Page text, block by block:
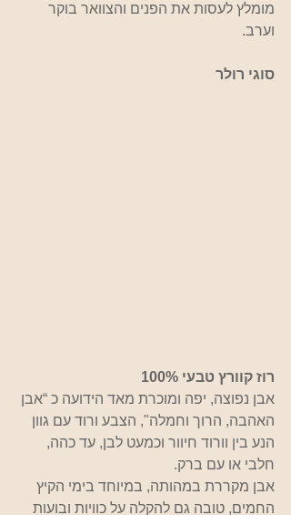
מומלץ לעסות את הפנים והצוואר בוקר
וערב.
סוגי רולר
רוז קוורץ טבעי 100%
אבן נפוצה, יפה ומוכרת מאד הידועה כ “אבן
האהבה, הרוך וחמלה", הצבע ורוד עם גוון
הנע בין וורוד חיוור וכמעט לבן, עד כהה,
חלבי או עם ברק.
אבן מקררת במהותה, במיוחד בימי הקיץ
החמים, טובה גם להקלה על כוויות ובועות